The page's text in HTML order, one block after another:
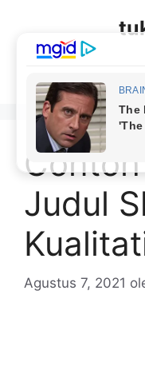
Judul
Agustus 7, 2021